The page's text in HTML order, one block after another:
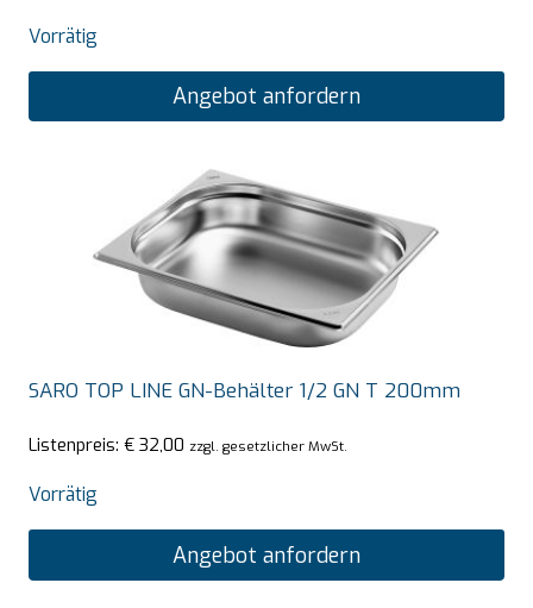
Vorrätig
Angebot anfordern
SARO TOP LINE GN-Behälter 1/2 GN T 200mm
Listenpreis: € 32,00 zzgl. gesetzlicher MwSt.
Vorrätig
Angebot anfordern